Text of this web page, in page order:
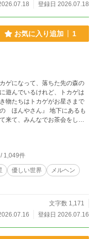
登録日 2026.07.18
お気に入り追加 1
ゲになって、落ちた先の森の
遊んでいるけれど、トカゲは
物たちはトカゲがお星さまで
来て、みんなでお茶会をした
。
1,049件
優しい世界
メルヘン
文字数 1,171
登録日 2026.07.16